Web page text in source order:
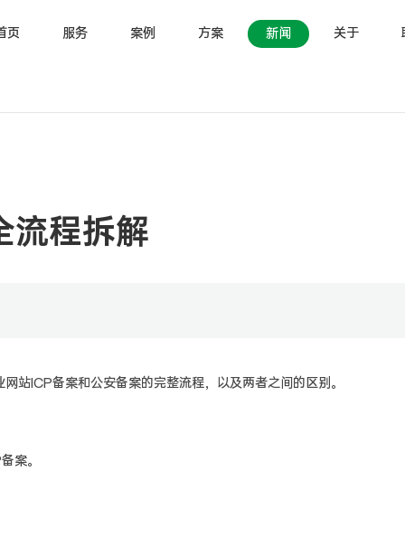
页 服务 案例 方案 新闻 关于
流程拆解
站ICP备案和公安备案的完整流程，以及两者之间的区别。
案。